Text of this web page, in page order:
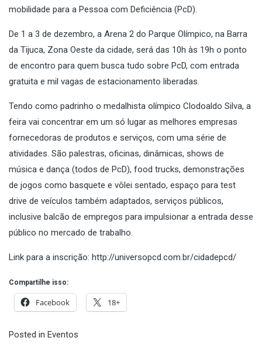
mobilidade para a Pessoa com Deficiência (PcD).
De 1 a 3 de dezembro, a Arena 2 do Parque Olímpico, na Barra
da Tijuca, Zona Oeste da cidade, será das 10h às 19h o ponto
de encontro para quem busca tudo sobre PcD, com entrada
gratuita e mil vagas de estacionamento liberadas.
Tendo como padrinho o medalhista olímpico Clodoaldo Silva, a
feira vai concentrar em um só lugar as melhores empresas
fornecedoras de produtos e serviços, com uma série de
atividades. São palestras, oficinas, dinâmicas, shows de
música e dança (todos de PcD), food trucks, demonstrações
de jogos como basquete e vôlei sentado, espaço para test
drive de veículos também adaptados, serviços públicos,
inclusive balcão de empregos para impulsionar a entrada desse
público no mercado de trabalho.
Link para a inscrição: http://universopcd.com.br/cidadepcd/
Compartilhe isso:
Facebook 18+
Posted in Eventos